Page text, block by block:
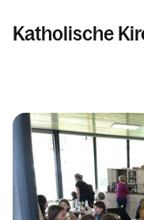
Katholische
Pfarren